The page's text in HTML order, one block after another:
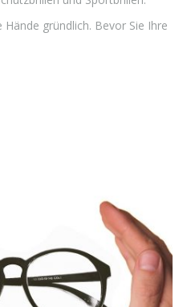
gründlich. Bevor Sie Ihre